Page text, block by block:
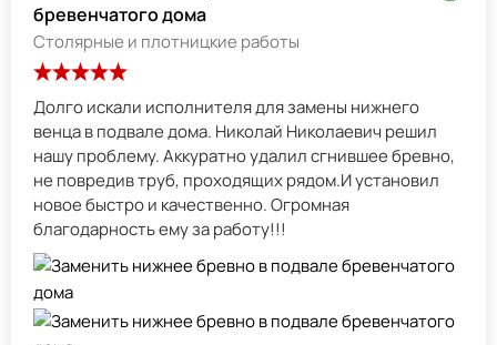
бревенчатого дома
Столярные и плотницкие работы
Долго искали исполнителя для замены нижнего
венца в подвале дома. Николай Николаевич решил
нашу проблему. Аккуратно удалил сгнившее бревно,
не повредив труб, проходящих рядом.И установил
новое быстро и качественно. Огромная
благодарность ему за работу!!!